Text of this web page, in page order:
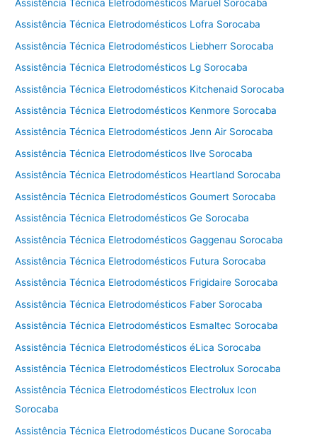
Assistência Técnica Eletrodomésticos Maruel Sorocaba
Assistência Técnica Eletrodomésticos Lofra Sorocaba
Assistência Técnica Eletrodomésticos Liebherr Sorocaba
Assistência Técnica Eletrodomésticos Lg Sorocaba
Assistência Técnica Eletrodomésticos Kitchenaid Sorocaba
Assistência Técnica Eletrodomésticos Kenmore Sorocaba
Assistência Técnica Eletrodomésticos Jenn Air Sorocaba
Assistência Técnica Eletrodomésticos Ilve Sorocaba
Assistência Técnica Eletrodomésticos Heartland Sorocaba
Assistência Técnica Eletrodomésticos Goumert Sorocaba
Assistência Técnica Eletrodomésticos Ge Sorocaba
Assistência Técnica Eletrodomésticos Gaggenau Sorocaba
Assistência Técnica Eletrodomésticos Futura Sorocaba
Assistência Técnica Eletrodomésticos Frigidaire Sorocaba
Assistência Técnica Eletrodomésticos Faber Sorocaba
Assistência Técnica Eletrodomésticos Esmaltec Sorocaba
Assistência Técnica Eletrodomésticos éLica Sorocaba
Assistência Técnica Eletrodomésticos Electrolux Sorocaba
Assistência Técnica Eletrodomésticos Electrolux Icon
Sorocaba
Assistência Técnica Eletrodomésticos Ducane Sorocaba